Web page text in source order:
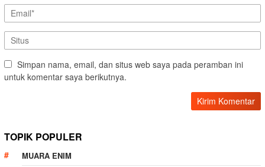
Simpan nama, email, dan situs web saya pada peramban ini
untuk komentar saya berikutnya.
TOPIK POPULER
MUARA ENIM